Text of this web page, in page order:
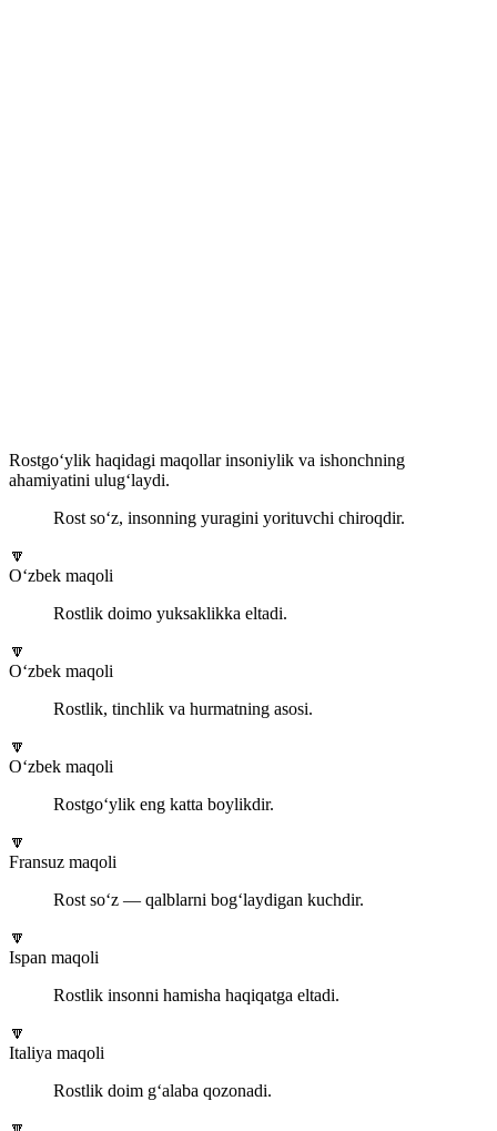
Rostgo‘ylik haqidagi maqollar insoniylik va ishonchning
ahamiyatini ulug‘laydi.
Rost so‘z, insonning yuragini yorituvchi chiroqdir.
🔽
O‘zbek maqoli
Rostlik doimo yuksaklikka eltadi.
🔽
O‘zbek maqoli
Rostlik, tinchlik va hurmatning asosi.
🔽
O‘zbek maqoli
Rostgo‘ylik eng katta boylikdir.
🔽
Fransuz maqoli
Rost so‘z — qalblarni bog‘laydigan kuchdir.
🔽
Ispan maqoli
Rostlik insonni hamisha haqiqatga eltadi.
🔽
Italiya maqoli
Rostlik doim g‘alaba qozonadi.